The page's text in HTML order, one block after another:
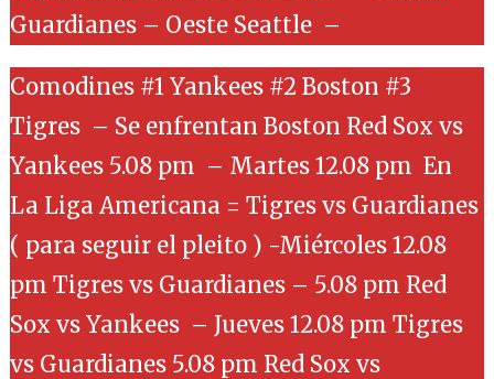
Guardianes – Oeste Seattle –
Comodines #1 Yankees #2 Boston #3
Tigres – Se enfrentan Boston Red Sox vs
Yankees 5.08 pm – Martes 12.08 pm En
La Liga Americana = Tigres vs Guardianes
( para seguir el pleito ) -Miércoles 12.08
pm Tigres vs Guardianes – 5.08 pm Red
Sox vs Yankees – Jueves 12.08 pm Tigres
vs Guardianes 5.08 pm Red Sox vs